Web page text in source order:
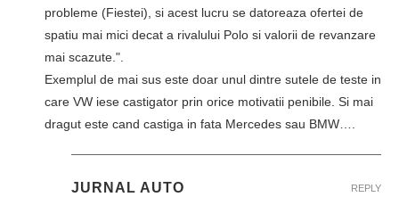
probleme (Fiestei), si acest lucru se datoreaza ofertei de
spatiu mai mici decat a rivalului Polo si valorii de revanzare
mai scazute.".
Exemplul de mai sus este doar unul dintre sutele de teste in
care VW iese castigator prin orice motivatii penibile. Si mai
dragut este cand castiga in fata Mercedes sau BMW….
JURNAL AUTO REPLY